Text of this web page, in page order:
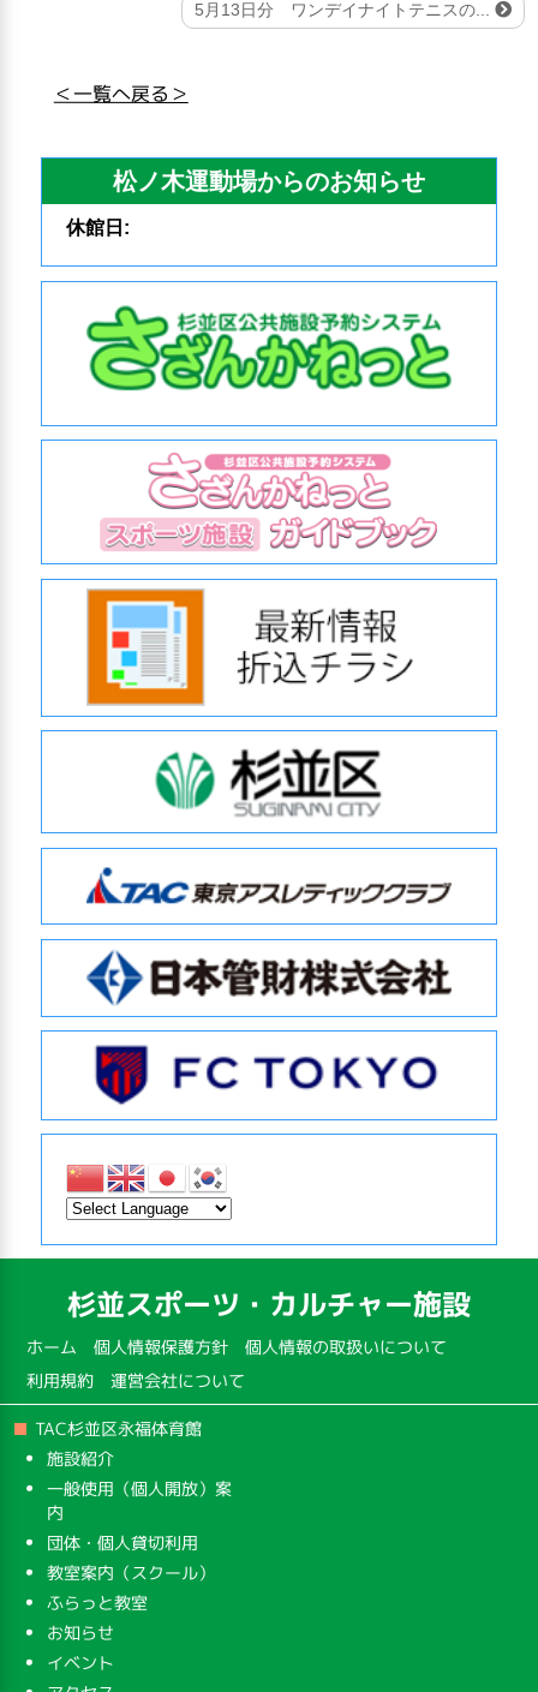
5月13日分 ワンデイナイトテニスの...
＜一覧へ戻る＞
松ノ木運動場からのお知らせ
休館日:
杉並スポーツ・カルチャー施設
ホーム 個人情報保護方針 個人情報の取扱いについて
利用規約 運営会社について
TAC杉並区永福体育館
施設紹介
一般使用（個人開放）案
内
団体・個人貸切利用
教室案内（スクール）
ふらっと教室
お知らせ
イベント